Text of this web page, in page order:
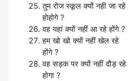
तुम रोज स्कूल क्यों नही जा रहे
होहोगे ?
वह यहां क्यों नहीं आ रहे होंगे ?
हम खो खो क्यों नहीं खेल रहे
होंगे ?
वह सड़क पर क्यों नहीं दौड़ रहे
होगा ?